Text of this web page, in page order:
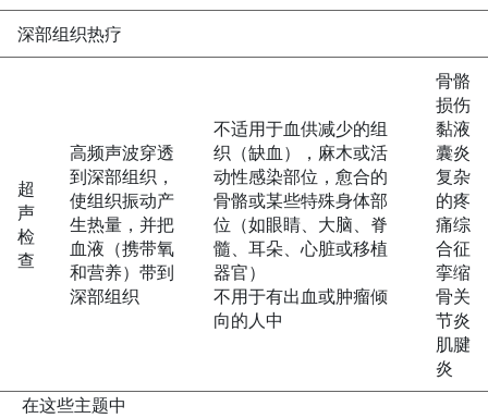
深部组织热疗
超
声
检
查
高频声波穿透
到深部组织，
使组织振动产
生热量，并把
血液（携带氧
和营养）带到
深部组织
不适用于血供减少的组
织（缺血），麻木或活
动性感染部位，愈合的
骨骼或某些特殊身体部
位（如眼睛、大脑、脊
髓、耳朵、心脏或移植
器官）
不用于有出血或肿瘤倾
向的人中
骨骼
损伤
黏液
囊炎
复杂
的疼
痛综
合征
挛缩
骨关
节炎
肌腱
炎
在这些主题中